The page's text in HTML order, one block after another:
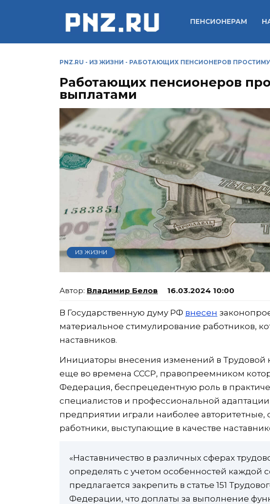
ПЕНСИОНЕРАМ
PNZ.RU - ИЗ ЖИЗНИ - РАБОТАЮЩИХ ПЕНСИОНЕРОВ
Работающих пенсионеров
выплатами
ИЗ ЖИЗНИ
Владимир Белов 16.03.2024 10:00
В Государственную думу РФ внесен
материальное стимулирование работников,
наставников.
Инициаторы внесения изменений в Трудовой
еще во времена СССР, правопреемником
Федерация, беспрецедентную роль в
специалистов и профессиональной
предприятии играли наиболее авторитетные,
работники, выступающие в качестве
«Наставничество в различных сферах
определять с учетом особенностей каждой
предлагается закрепить в статье 151
Федерации, что доплаты за выполнение